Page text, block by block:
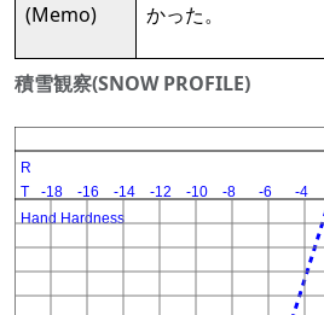
積雪観察(SNOW PROFILE)
(Memo)
かった。